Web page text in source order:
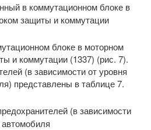
в коммутационном блоке в
защиты и коммутации
блоке в моторном
и коммутации (1337) (рис. 7).
(в зависимости от уровня
представлены в таблице 7.
(в зависимости